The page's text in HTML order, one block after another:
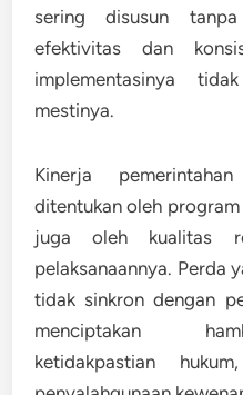
sering disusun
efektivitas dan
implementasinya
mestinya.
Kinerja
ditentukan oleh
juga oleh kualitas
pelaksanaannya. Perda
tidak sinkron dengan
menciptakan
ketidakpastian